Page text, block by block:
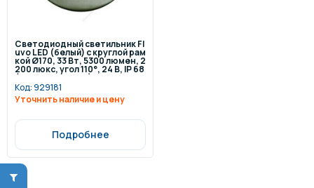
Светодиодный светильник Fl
uvo LED (белый) с круглой рам
кой Ø170, 33 Вт, 5300 люмен, 2
200 люкс, угол 110°, 24 В, IP 68
(плитка/мозаика)
Код:929181
Уточнить наличие и цену
Подробнее